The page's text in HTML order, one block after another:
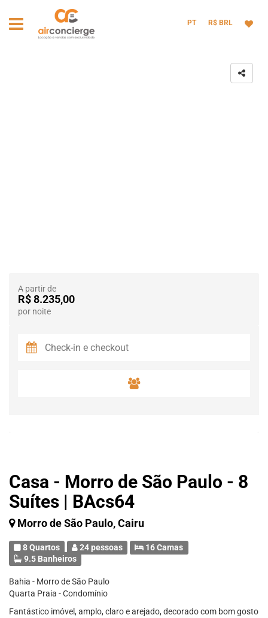
PT R$ BRL
Casa - Morro de São Paulo - 8
Suítes | BAcs64
Morro de São Paulo, Cairu
8 Quartos 24 pessoas
16 Camas
9.5 Banheiros
Bahia - Morro de São Paulo
Quarta Praia - Condomínio
Fantástico imóvel, amplo, claro e arejado, decorado com bom gosto
A partir de
R$ 8.235,00
por noite